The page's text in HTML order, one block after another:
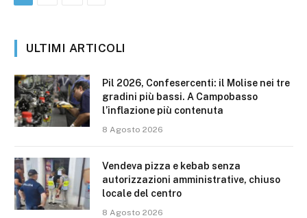
ULTIMI ARTICOLI
Pil 2026, Confesercenti: il Molise nei tre
gradini più bassi. A Campobasso
l’inflazione più contenuta
8 Agosto 2026
Vendeva pizza e kebab senza
autorizzazioni amministrative, chiuso
locale del centro
8 Agosto 2026